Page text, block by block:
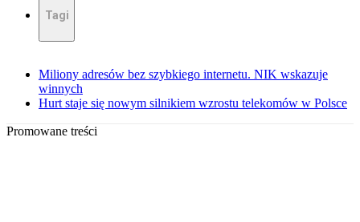
Tagi
Miliony adresów bez szybkiego internetu. NIK wskazuje
winnych
Hurt staje się nowym silnikiem wzrostu telekomów w Polsce
Promowane treści